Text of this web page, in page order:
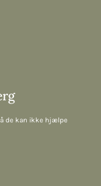
de kan ikke hjælpe